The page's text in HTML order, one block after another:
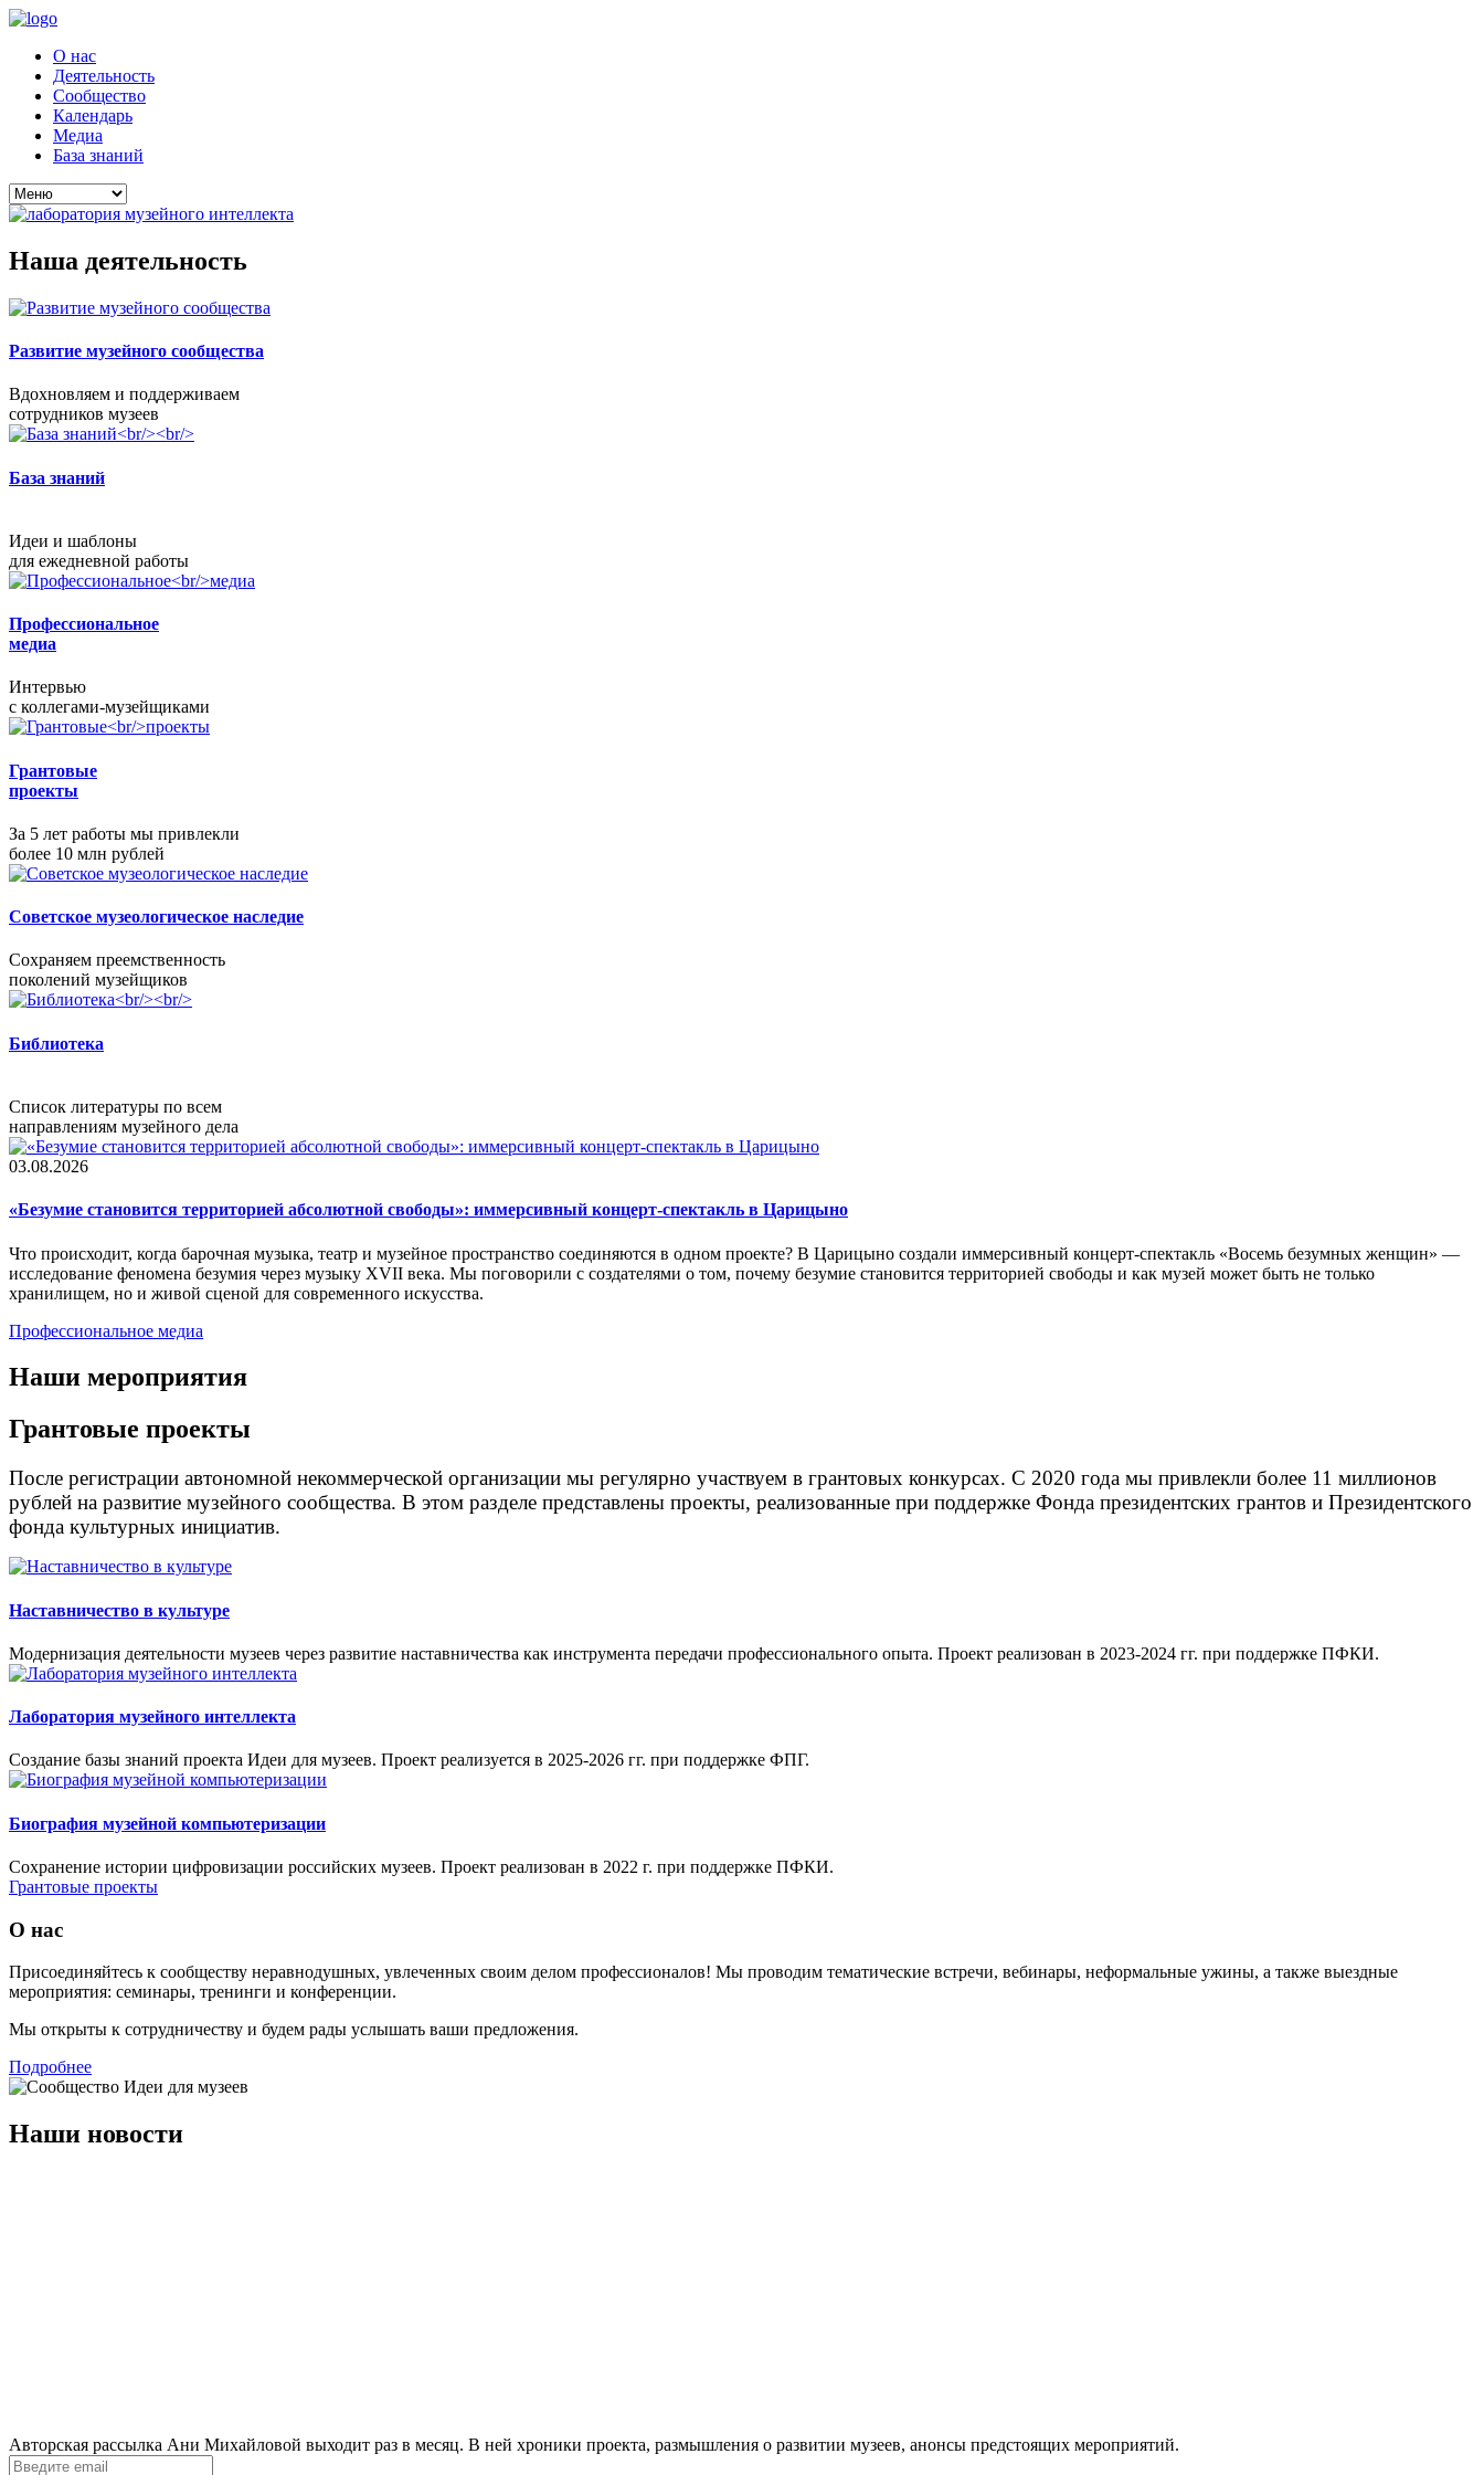
О нас
Деятельность
Сообщество
Календарь
Медиа
База знаний
Наша деятельность
Развитие музейного сообщества
Вдохновляем и поддерживаем
сотрудников музеев
База знаний
Идеи и шаблоны
для ежедневной работы
Профессиональное
медиа
Интервью
с коллегами-музейщиками
Грантовые
проекты
За 5 лет работы мы привлекли
более 10 млн рублей
Советское музеологическое наследие
Сохраняем преемственность
поколений музейщиков
Библиотека
Список литературы по всем
направлениям музейного дела
03.08.2026
«Безумие становится территорией абсолютной свободы»: иммерсивный концерт-спектакль в Царицыно
Что происходит, когда барочная музыка, театр и музейное пространство соединяются в одном проекте? В Царицыно создали иммерсивный концерт-спектакль «Восемь безумных женщин» —
исследование феномена безумия через музыку XVII века. Мы поговорили с создателями о том, почему безумие становится территорией свободы и как музей может быть не только
хранилищем, но и живой сценой для современного искусства.
Профессиональное медиа
Наши мероприятия
Грантовые проекты
После регистрации автономной некоммерческой организации мы регулярно участвуем в грантовых конкурсах. С 2020 года мы привлекли более 11 миллионов
рублей на развитие музейного сообщества. В этом разделе представлены проекты, реализованные при поддержке Фонда президентских грантов и Президентского
фонда культурных инициатив.
Наставничество в культуре
Модернизация деятельности музеев через развитие наставничества как инструмента передачи профессионального опыта. Проект реализован в 2023-2024 гг. при поддержке ПФКИ.
Лаборатория музейного интеллекта
Создание базы знаний проекта Идеи для музеев. Проект реализуется в 2025-2026 гг. при поддержке ФПГ.
Биография музейной компьютеризации
Сохранение истории цифровизации российских музеев. Проект реализован в 2022 г. при поддержке ПФКИ.
Грантовые проекты
О нас
Присоединяйтесь к сообществу неравнодушных, увлеченных своим делом профессионалов! Мы проводим тематические встречи, вебинары, неформальные ужины, а также выездные
мероприятия: семинары, тренинги и конференции.
Мы открыты к сотрудничеству и будем рады услышать ваши предложения.
Подробнее
Наши новости
Авторская рассылка Ани Михайловой выходит раз в месяц. В ней хроники проекта, размышления о развитии музеев, анонсы предстоящих мероприятий.